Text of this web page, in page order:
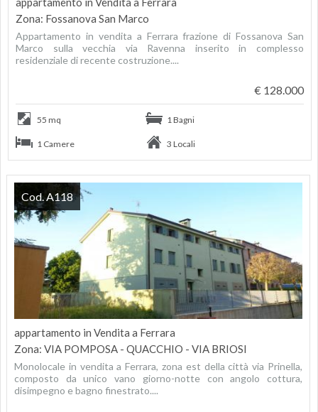
Zona: Fossanova San Marco
Appartamento in vendita a Ferrara frazione di Fossanova San
Marco sulla vecchia via Ravenna inserito in complesso
residenziale di recente costruzione....
€ 128.000
55 mq 1 Bagni
1 Camere 3 Locali
appartamento in Vendita a Ferrara
Zona: VIA POMPOSA - QUACCHIO - VIA BRIOSI
Monolocale in vendita a Ferrara, zona est della città via Prinella,
composto da unico vano giorno-notte con angolo cottura,
disimpegno e bagno finestrato....
Cod. A118